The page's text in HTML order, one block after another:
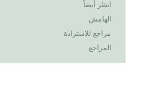
انظر أيضاً
الهامش
مراجع للاستزادة
المراجع